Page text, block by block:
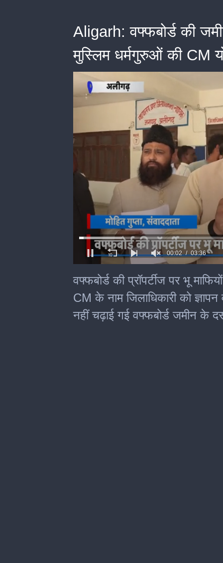
Aligarh: वफ्फबोर्ड की
मुस्लिम धर्मगुरुओं की CM
of
3
minutes,
36
seconds
वफ्फबोर्ड की प्रॉपर्टीज पर भू
CM के नाम जिलाधिकारी को ज्ञापन
नहीं चढ़ाई गई वफ्फबोर्ड जमीन के